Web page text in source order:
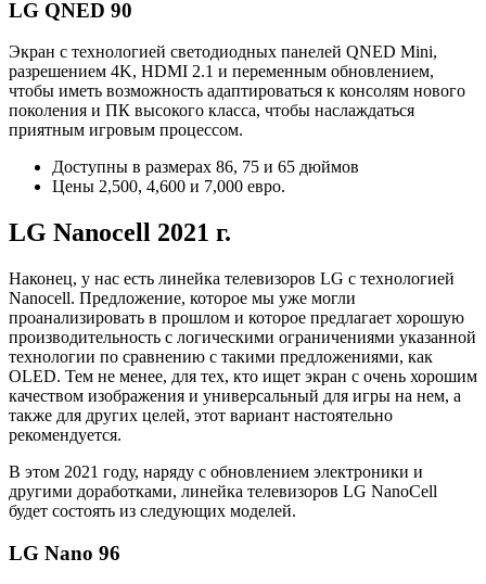
LG QNED 90
Экран с технологией светодиодных панелей QNED Mini,
разрешением 4K, HDMI 2.1 и переменным обновлением,
чтобы иметь возможность адаптироваться к консолям нового
поколения и ПК высокого класса, чтобы наслаждаться
приятным игровым процессом.
Доступны в размерах 86, 75 и 65 дюймов
Цены 2,500, 4,600 и 7,000 евро.
LG Nanocell 2021 г.
Наконец, у нас есть линейка телевизоров LG с технологией
Nanocell. Предложение, которое мы уже могли
проанализировать в прошлом и которое предлагает хорошую
производительность с логическими ограничениями указанной
технологии по сравнению с такими предложениями, как
OLED. Тем не менее, для тех, кто ищет экран с очень хорошим
качеством изображения и универсальный для игры на нем, а
также для других целей, этот вариант настоятельно
рекомендуется.
В этом 2021 году, наряду с обновлением электроники и
другими доработками, линейка телевизоров LG NanoCell
будет состоять из следующих моделей.
LG Nano 96